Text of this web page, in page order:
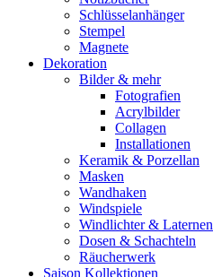
Schlüsselanhänger
Stempel
Magnete
Dekoration
Bilder & mehr
Fotografien
Acrylbilder
Collagen
Installationen
Keramik & Porzellan
Masken
Wandhaken
Windspiele
Windlichter & Laternen
Dosen & Schachteln
Räucherwerk
Saison Kollektionen